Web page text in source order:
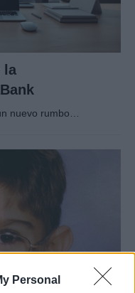
Personal
la
nuevo rumbo…